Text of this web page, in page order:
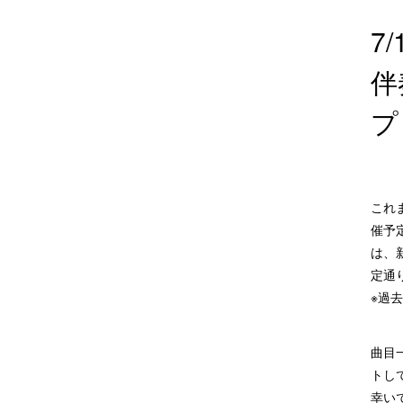
7/
これ
催予
は、
定通
※過
曲目
ト
幸い